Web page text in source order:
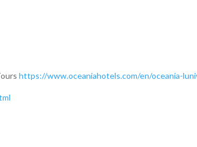
https://www.oceaniahotels.com/en/oceania-